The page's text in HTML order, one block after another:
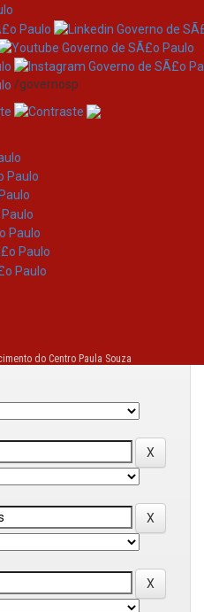
/governosp
do Centro Paula Souza